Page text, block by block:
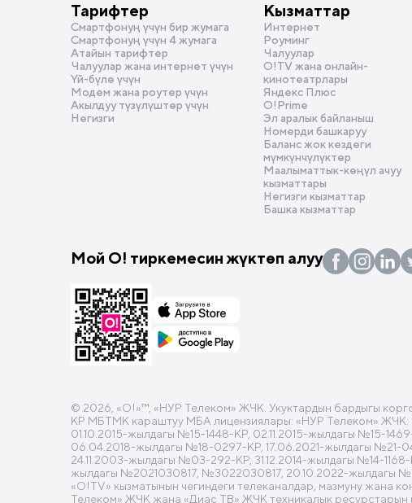
Тарифтер
Смартфонуң үчүн бир жумага
Смартфонуң үчүн 4 жумага
Атайын тарифтер
Чалуулар жана интернет үчүн
Үй-бүлө үчүн
Модем жана роутер үчүн
Акылдуу түзүлүштөр үчүн
Негизги
Кызматтар
Интернет
Роуминг
Чалуулар
О!TV жана онлайн-
кинотеатрлары
Яндекс Плюс
O!Prime
Эл аралык байланыш
Номерди башкаруу
Баланс жок кездеги
мүмкүнчүлүктөр
Маалыматтык-көңүл ачуу
кызматтары
Негизги кызматтар
Башка кызматтар
Мой О! тиркемесин жүктөп алуу
© 2026, «O!»™, «НУР Телеком» ЖЧК. Укуктардын бардыгы
КР МБТМК караштуу МБА лицензиялары: «НУР Телеком» ЖЧК:
01.10.2015-жылдагы №15-1448-КР, 02.11.2015-жылдагы №15-
06.04.2018-жылдагы №18-0297-КР, 17.06.2021-жылдагы №21-
24.11.2003-жылдагы №03-292-КР, 31.12.2014-жылдагы №14-
жылдагы №2021030817, №3022030817, 20.10.2022-жылдагы
«О!TV» кызматынын чегиндеги телеканалдар, мазмуну жана
Телеком» ЖЧК жана «Диас ТВ» ЖЧК техникалык ресурстарын